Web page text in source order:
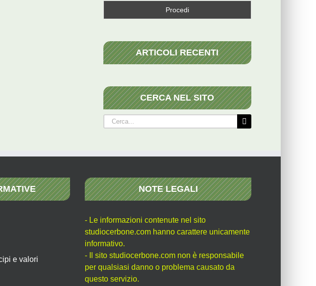
ARTICOLI RECENTI
CERCA NEL SITO
Cerca
per:
e valori
NOTE LEGALI
- Le informazioni contenute nel sito
studiocerbone.com hanno carattere unicamente
informativo.
- Il sito studiocerbone.com non è responsabile
per qualsiasi danno o problema causato da
questo servizio.